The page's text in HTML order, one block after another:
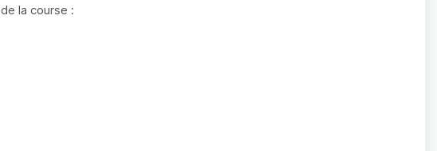
la course :